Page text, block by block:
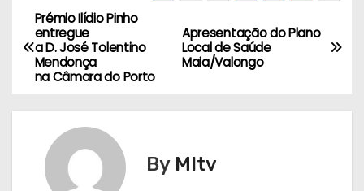
N
a
Apresentação do Plano
Local de Saúde
Maia/Valongo
Prémio Ilídio Pinho
entregue
a D. José Tolentino
Mendonça
na Câmara do Porto
By MItv